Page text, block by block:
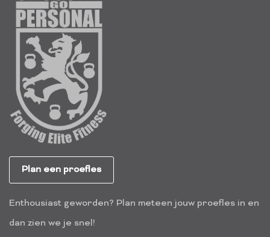
Plan een proefles
Enthousiast geworden? Plan meteen jouw proefles in en
dan zien we je snel!